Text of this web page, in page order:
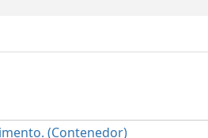
(Contenedor)